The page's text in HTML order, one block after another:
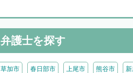
弁護士を探す
草加市 春日部市 上尾市 熊谷市